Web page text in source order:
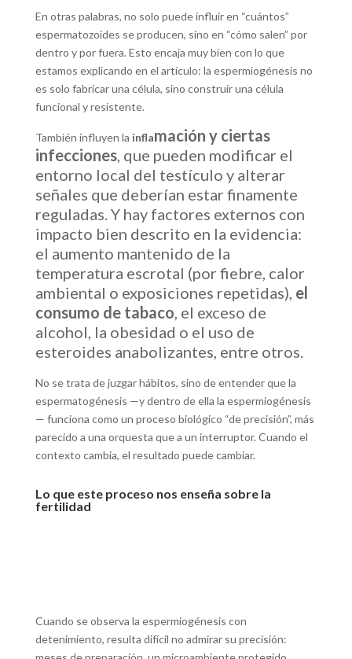
En otras palabras, no solo puede influir en “cuántos”
espermatozoides se producen, sino en “cómo salen” por
dentro y por fuera. Esto encaja muy bien con lo que
estamos explicando en el artículo: la espermiogénesis no
es solo fabricar una célula, sino construir una célula
funcional y resistente.
También influyen la inflamación y ciertas
infecciones, que pueden modificar el
entorno local del testículo y alterar
señales que deberían estar finamente
reguladas. Y hay factores externos con
impacto bien descrito en la evidencia:
el aumento mantenido de la
temperatura escrotal (por fiebre, calor
ambiental o exposiciones repetidas), el
consumo de tabaco, el exceso de
alcohol, la obesidad o el uso de
esteroides anabolizantes, entre otros.
No se trata de juzgar hábitos, sino de entender que la
espermatogénesis —y dentro de ella la espermiogénesis
— funciona como un proceso biológico “de precisión”, más
parecido a una orquesta que a un interruptor. Cuando el
contexto cambia, el resultado puede cambiar.
Lo que este proceso nos enseña sobre la
fertilidad
Cuando se observa la espermiogénesis con
detenimiento, resulta difícil no admirar su precisión: